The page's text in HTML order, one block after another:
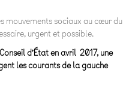
mouvements sociaux au cœur du
urgent et possible.
d’État en avril 2017, une
les courants de la gauche